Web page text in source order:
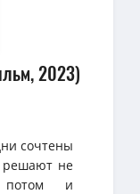
2023)
сочтены
решают не
потом и